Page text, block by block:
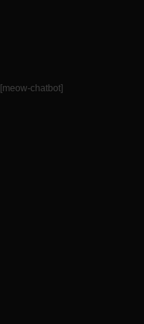
[meow-chatbot]